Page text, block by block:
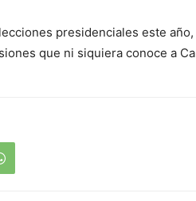
presidenciales este
que ni siquiera conoce a